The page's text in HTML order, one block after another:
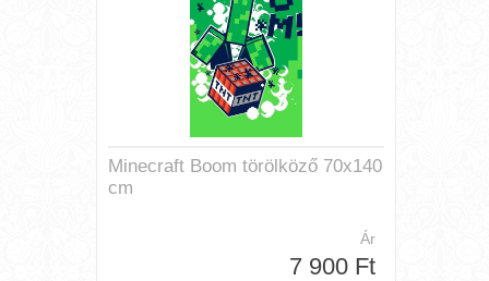
Minecraft Boom törölköző 70x140
cm
Ár
7 900 Ft